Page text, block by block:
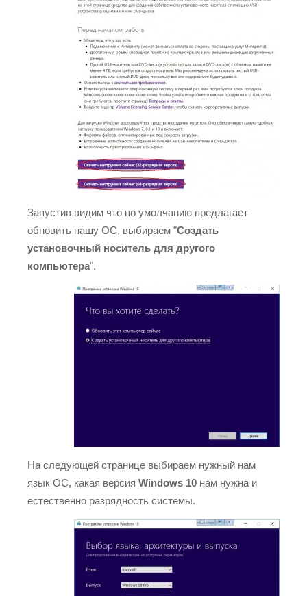
Запустив видим что по умолчанию предлагает
обновить нашу ОС, выбираем "Создать
установочный носитель для другого
компьютера".
На следующей странице выбираем нужный нам
язык ОС, какая версия Windows 10 нам нужна и
естественно разрядность системы.